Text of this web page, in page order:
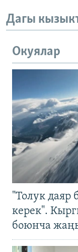
Дагы
Окуялар
"Толук даяр
керек".
боюнча